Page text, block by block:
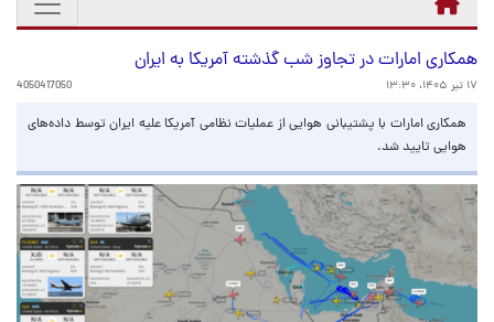
همکاری امارات در تجاوز شب گذشته آمریکا به ایران
۱۷ تیر ۱۴۰۵، ۱۳:۳۰ 4050417050
همکاری امارات با پشتیبانی هوایی از عملیات نظامی آمریکا علیه ایران توسط داده‌های
هوایی تایید شد.